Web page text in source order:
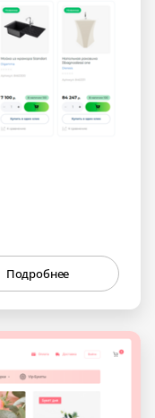
Подробнее